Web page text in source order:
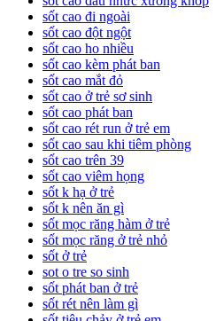
sốt cao đi ngoài
sốt cao đột ngột
sốt cao ho nhiều
sốt cao kèm phát ban
sốt cao mắt đỏ
sốt cao ở trẻ sơ sinh
sốt cao phát ban
sốt cao rét run ở trẻ em
sốt cao sau khi tiêm phòng
sốt cao trên 39
sốt cao viêm họng
sốt k hạ ở trẻ
sốt k nên ăn gì
sốt mọc răng hàm ở trẻ
sốt mọc răng ở trẻ nhỏ
sốt ở trẻ
sot o tre so sinh
sốt phát ban ở trẻ
sốt rét nên làm gì